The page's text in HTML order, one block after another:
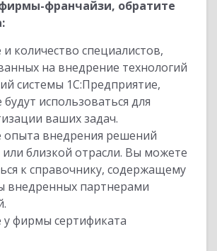
франчайзи, обратите
количество специалистов,
на внедрение технологий
системы 1С:Предприятие,
использоваться для
ваших задач.
опыта внедрения решений
близкой отрасли. Вы можете
к справочнику, содержащему
внедренных партнерами
у фирмы сертификата